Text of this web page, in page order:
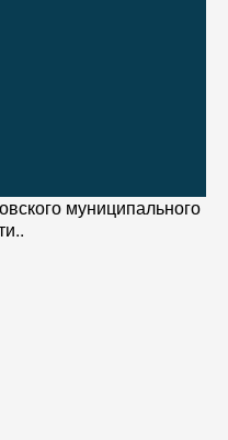
муниципального